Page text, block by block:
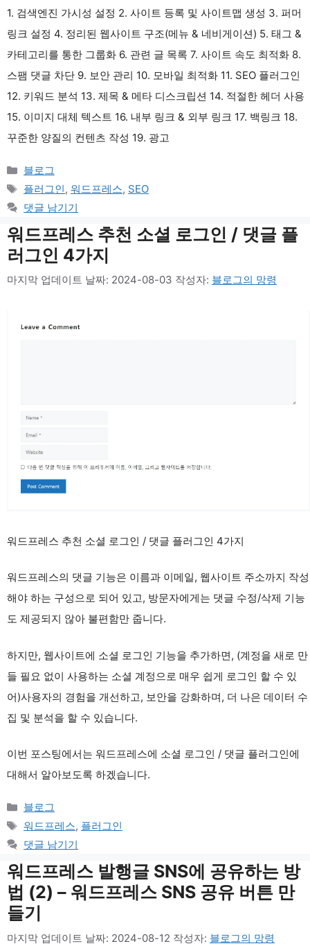
1. 검색엔진 가시성 설정 2. 사이트 등록 및 사이트맵 생성 3. 퍼머
링크 설정 4. 정리된 웹사이트 구조(메뉴 & 네비게이션) 5. 태그 &
카테고리를 통한 그룹화 6. 관련 글 목록 7. 사이트 속도 최적화 8.
스팸 댓글 차단 9. 보안 관리 10. 모바일 최적화 11. SEO 플러그인
12. 키워드 분석 13. 제목 & 메타 디스크립션 14. 적절한 헤더 사용
15. 이미지 대체 텍스트 16. 내부 링크 & 외부 링크 17. 백링크 18.
꾸준한 양질의 컨텐츠 작성 19. 광고
카
테
고
리
블로그
태
그
플러그인, 워드프레스, SEO
댓글 남기기
워드프레스 추천 소셜 로그인 / 댓글 플
러그인 4가지
마지막 업데이트 날짜: 2024-08-03 작성자: 블로그의 망령
워드프레스 추천 소셜 로그인 / 댓글 플러그인 4가지
워드프레스의 댓글 기능은 이름과 이메일, 웹사이트 주소까지 작성
해야 하는 구성으로 되어 있고, 방문자에게는 댓글 수정/삭제 기능
도 제공되지 않아 불편함만 줍니다.
하지만, 웹사이트에 소셜 로그인 기능을 추가하면, (계정을 새로 만
들 필요 없이 사용하는 소셜 계정으로 매우 쉽게 로그인 할 수 있
어)사용자의 경험을 개선하고, 보안을 강화하며, 더 나은 데이터 수
집 및 분석을 할 수 있습니다.
이번 포스팅에서는 워드프레스에 소셜 로그인 / 댓글 플러그인에
대해서 알아보도록 하겠습니다.
카
테
고
리
블로그
태
그
워드프레스, 플러그인
댓글 남기기
워드프레스 발행글 SNS에 공유하는 방
법 (2) – 워드프레스 SNS 공유 버튼 만
들기
마지막 업데이트 날짜: 2024-08-12 작성자: 블로그의 망령